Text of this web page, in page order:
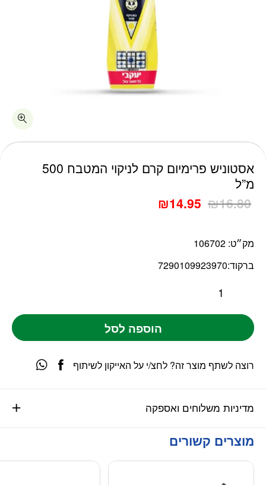
אסטוניש פרימיום קרם לניקוי המטבח 500
מ”ל
₪16.80
₪14.95
מק״ט: 106702
ברקוד:7290109923970
כמות אסטוניש פרימיום קרם לניקוי המטבח 500 מ"ל
הוספה לסל
מדיניות משלוחים ואספקה
רוצה לשתף מוצר זה? לחצ/י על האייקון לשיתוף
מוצרים קשורים